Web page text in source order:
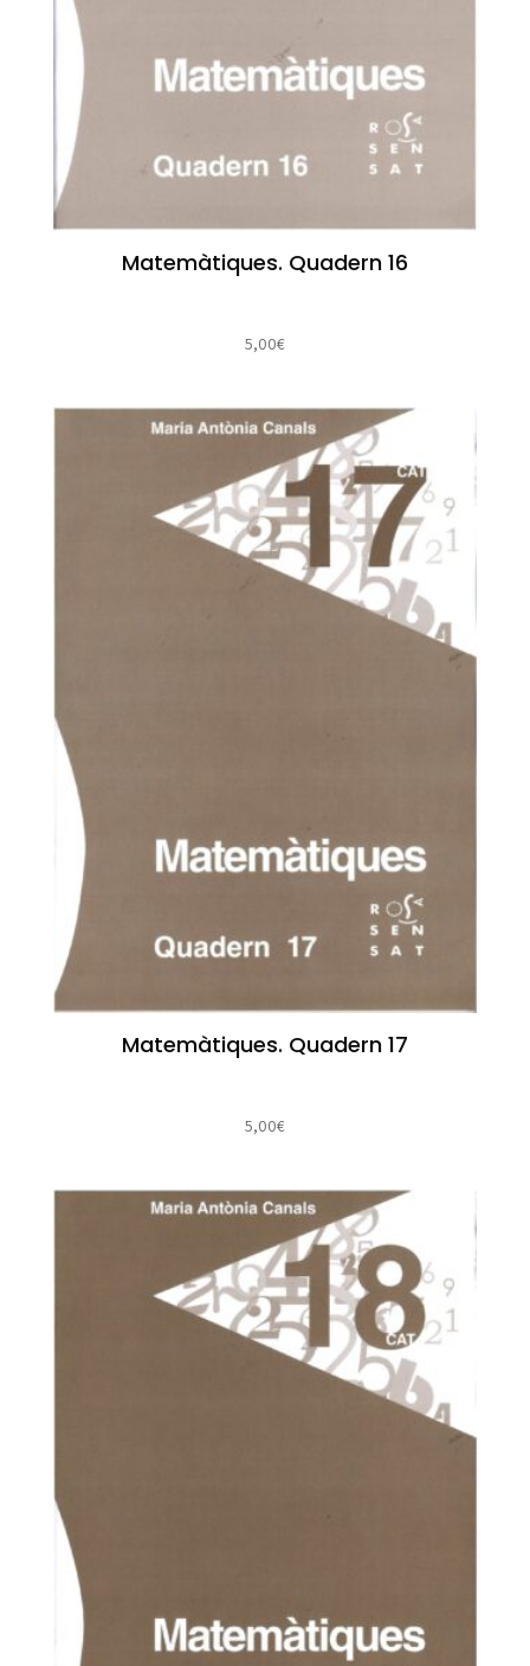
Matemàtiques. Quadern 16
5,00€
Matemàtiques. Quadern 17
5,00€